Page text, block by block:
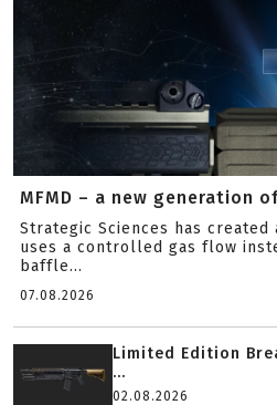
MFMD – a new generation
Strategic Sciences has
uses a controlled gas flow
baffle...
07.08.2026
Limited Edition
...
02.08.2026